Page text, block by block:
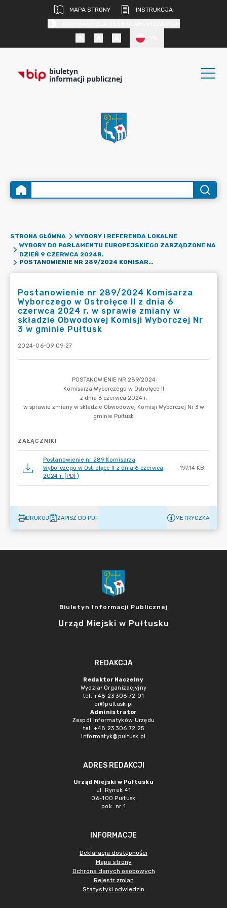
MAPA STRONY
INSTRUKCJA
biuletyn
informacji publicznej
STRONA GŁÓWNA
WYBORY I REFERENDA LOKALNE
WYBORY DO PARLAMENTU EUROPEJSKIEGO ZARZĄDZONE NA
DZIEŃ 9 CZERWCA 2024R.
POSTANOWIENIE NR 289/2024 KOMISARZA WYBORCZEGO W OSTROŁĘCE II Z DNIA 6 CZERWCA 2024 R. W SPRAWIE ZMIANY W SKŁADZIE OBWODOWEJ KOMISJI WYBORCZEJ NR 3 W GMINIE PUŁTUSK
Postanowienie nr 289/2024 Komisarza
Wyborczego w Ostrołęce II z dnia 6
czerwca 2024 r. w sprawie zmiany w
składzie Obwodowej Komisji Wyborczej Nr
3 w gminie Pułtusk
2024-06-09 09:27
ZAŁĄCZNIKI
Postanowienie nr 289 Komisarza
Wyborczego w Ostrołęce II z dnia 6 czerwca
2024 r. (PDF)
197.14 KB
DRUKUJ ZAPISZ DO PDF METRYCZKA
Biuletyn Informacji Publicznej
Urząd Miejski w Pułtusku
REDAKCJA
Redaktor Naczelny
Wydział Organizacjyjny
tel. +48 23 306 72 01
or@pultusk.pl
Administrator
Zespół Informatyków Urzędu
tel. +48 23 306 72 25
informatyk@pultusk.pl
ADRES REDAKCJI
Urząd Miejski w Pułtusku
ul. Rynek 41
06-100 Pułtusk
pok. nr 1
INFORMACJE
Deklaracja dostępności
Mapa strony
Ochrona danych osobowych
Rejestr zmian
Statystyki odwiedzin